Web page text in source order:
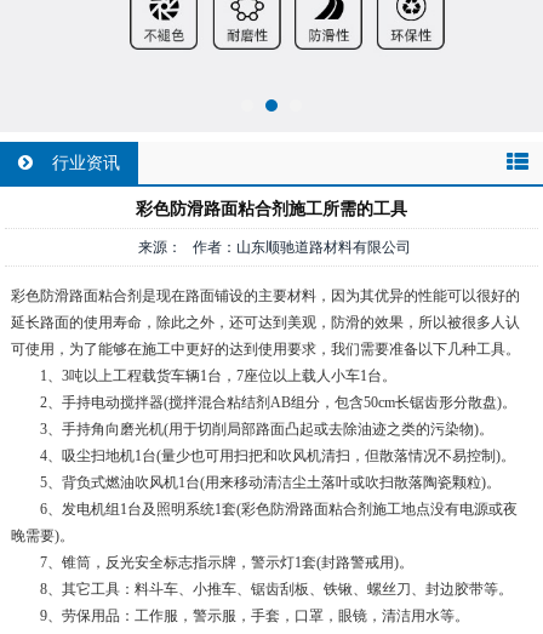
行业资讯
彩色防滑路面粘合剂施工所需的工具
来源： 作者：山东顺驰道路材料有限公司
彩色防滑路面粘合剂是现在路面铺设的主要材料，因为其优异的性能可以很好的
延长路面的使用寿命，除此之外，还可达到美观，防滑的效果，所以被很多人认
可使用，为了能够在施工中更好的达到使用要求，我们需要准备以下几种工具。
1、3吨以上工程载货车辆1台，7座位以上载人小车1台。
2、手持电动搅拌器(搅拌混合粘结剂AB组分，包含50cm长锯齿形分散盘)。
3、手持角向磨光机(用于切削局部路面凸起或去除油迹之类的污染物)。
4、吸尘扫地机1台(量少也可用扫把和吹风机清扫，但散落情况不易控制)。
5、背负式燃油吹风机1台(用来移动清洁尘土落叶或吹扫散落陶瓷颗粒)。
6、发电机组1台及照明系统1套(彩色防滑路面粘合剂施工地点没有电源或夜
晚需要)。
7、锥筒，反光安全标志指示牌，警示灯1套(封路警戒用)。
8、其它工具：料斗车、小推车、锯齿刮板、铁锹、螺丝刀、封边胶带等。
9、劳保用品：工作服，警示服，手套，口罩，眼镜，清洁用水等。